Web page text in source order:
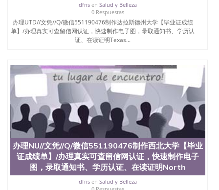
dfnsen Salud y Belleza
0 Respuestas
办理UTD//文凭//Q/微信551190476制作达拉斯德州大学【毕业证成绩
单】/办理真实可查留信网认证，快速制作电子图，录取通知书、学历认
证、在读证明Texas...
办理NU//文凭//Q/微信551190476制作西北大学【毕业
证成绩单】/办理真实可查留信网认证，快速制作电子
图，录取通知书、学历认证、在读证明North
dfnsen Salud y Belleza